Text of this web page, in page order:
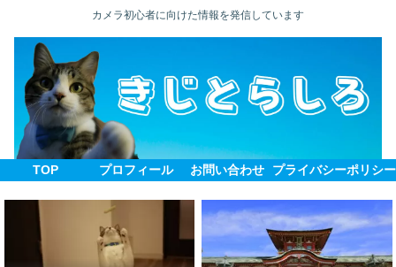
カメラ初心者に向けた情報を発信しています
TOP プロフィール お問い合わせ プライバシーポリシー